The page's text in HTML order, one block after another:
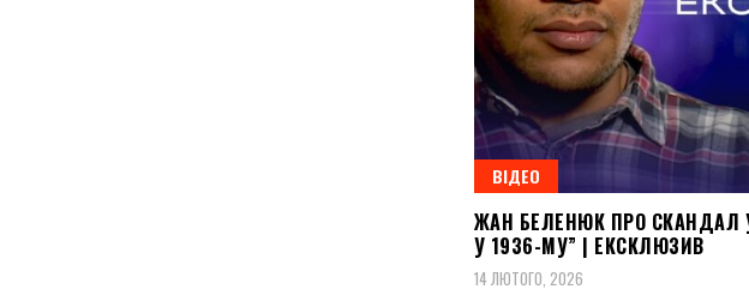
ВІДЕО
ЖАН БЕЛЕНЮК ПРО СКАНДАЛ
У 1936-МУ” | ЕКСКЛЮЗИВ
14 ЛЮТОГО, 2026